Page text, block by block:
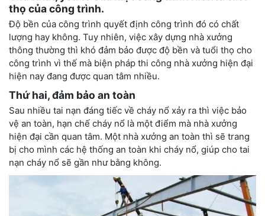
thọ của công trình.
Độ bền của công trình quyết định công trình đó có chất
lượng hay không. Tuy nhiên, việc xây dựng nhà xưởng
thông thường thì khó đảm bảo được độ bền và tuổi thọ cho
công trình vì thế mà biện pháp thi công nhà xưởng hiện đại
hiện nay đang được quan tâm nhiều.
Thứ hai, đảm bảo an toàn
Sau nhiều tai nạn đáng tiếc về cháy nổ xảy ra thì việc bảo
vệ an toàn, hạn chế cháy nổ là một điểm mà nhà xưởng
hiện đại cần quan tâm. Một nhà xưởng an toàn thì sẽ trang
bị cho mình các hệ thống an toàn khi cháy nổ, giúp cho tai
nạn cháy nổ sẽ gần như bằng không.